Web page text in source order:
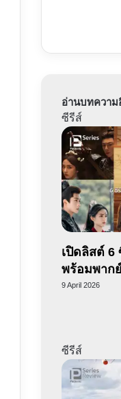
อ่านบทควา
ซีรีส์
เปิดลิสต์
พร้อมพาก
9 April 2026
ซีรีส์